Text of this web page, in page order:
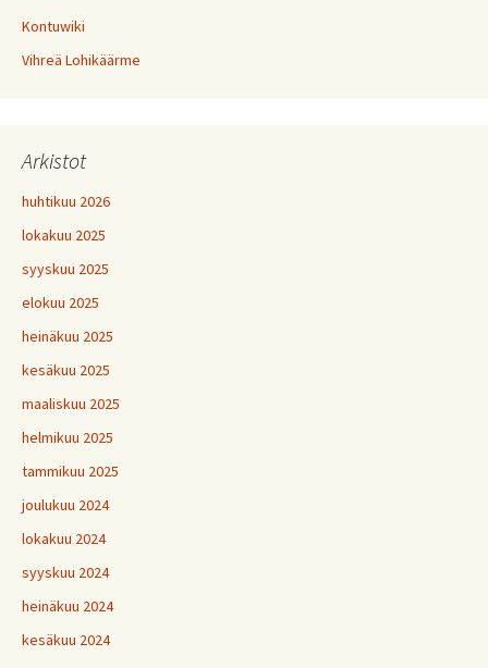
Kontuwiki
Vihreä Lohikäärme
Arkistot
huhtikuu 2026
lokakuu 2025
syyskuu 2025
elokuu 2025
heinäkuu 2025
kesäkuu 2025
maaliskuu 2025
helmikuu 2025
tammikuu 2025
joulukuu 2024
lokakuu 2024
syyskuu 2024
heinäkuu 2024
kesäkuu 2024